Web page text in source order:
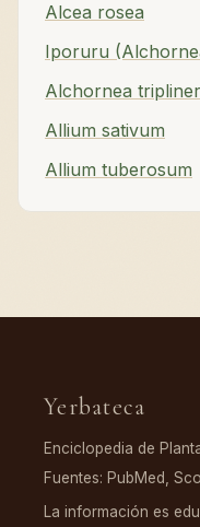
Alcea rosea
Iporuru
Alchornea
Allium sativum
Allium tuberosum
Yerbateca
Enciclopedia de
Fuentes: PubMed,
La información es